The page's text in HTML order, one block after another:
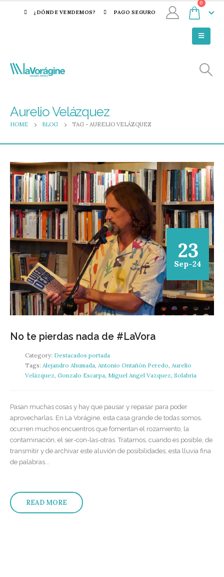
¿DÓNDE VENDEMOS? PAGO SEGURO
0
Aurelio Velázquez
HOME BLOG TAG - AURELIO VELÁZQUEZ
23
Sep-24
No te pierdas nada de #LaVora
Category: Destacados portada
Tags: Alejandro Ahumada Antonio Ontañón Peredo Aurelio
Velázquez Gonzalo Escarpa Miguel Angel Vazquez Solabria
Pasan muchas cosas y hay que pausar y repasar para poder
aprovecharlas. En La Vorágine, esta casa grande de todas somos,
ocurren muchos encuentros que fomentan el rozamiento, la
contaminación, el ser-con-las-otras. Tratamos, cuando es posible, de
transmitir y de archivar este aluvión de posibilidades, esta lluvia fina
de palabras...
READ MORE